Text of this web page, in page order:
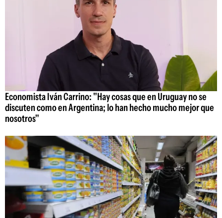
Economista Iván Carrino: "Hay cosas que en Uruguay no se
discuten como en Argentina; lo han hecho mucho mejor que
nosotros"